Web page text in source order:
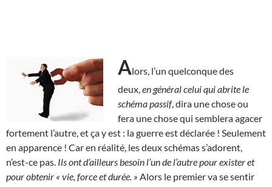
Alors, l’un quelconque des
deux, en général celui qui abrite le
schéma passif, dira une chose ou
fera une chose qui semblera agacer
fortement l’autre, et ça y est : la guerre est déclarée ! Seulement
en apparence ! Car en réalité, les deux schémas s’adorent,
n’est-ce pas. Ils ont d’ailleurs besoin l’un de l’autre pour exister et
pour obtenir « vie, force et durée. » Alors le premier va se sentir